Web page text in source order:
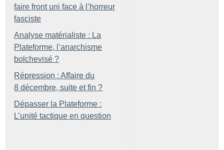
faire front uni face à l’horreur
fasciste
Analyse matérialiste : La
Plateforme, l’anarchisme
bolchevisé ?
Répression : Affaire du
8 décembre, suite et fin ?
Dépasser la Plateforme :
L’unité tactique en question